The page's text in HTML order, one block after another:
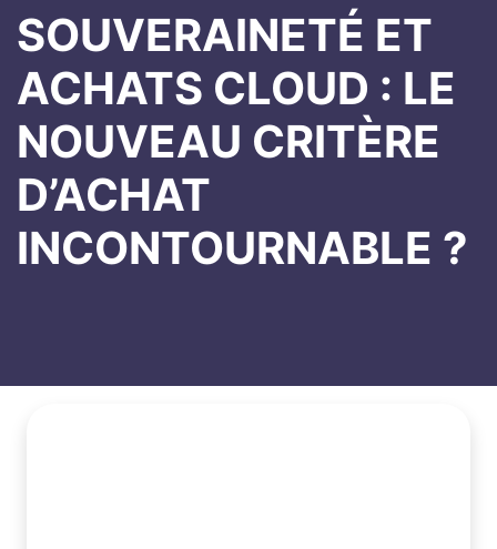
SOUVERAINETÉ ET
ACHATS CLOUD : LE
NOUVEAU CRITÈRE
D’ACHAT
INCONTOURNABLE ?